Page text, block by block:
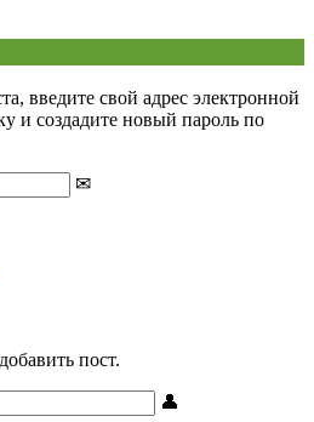
введите свой адрес электронной
и создадите новый пароль по
пост.